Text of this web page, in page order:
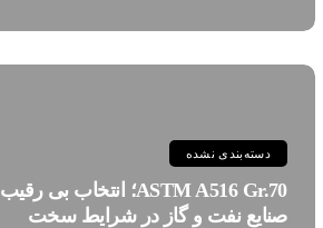
دسته‌بندی نشده
ASTM A516 Gr.70؛ انتخاب بی رقیب
صنایع نفت و گاز در شرایط سخت